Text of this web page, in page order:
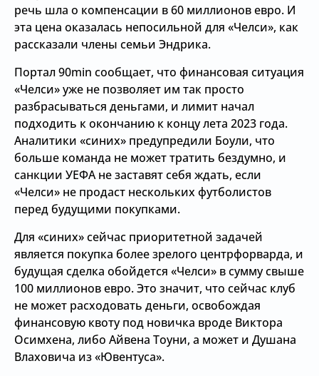
речь шла о компенсации в 60 миллионов евро. И
эта цена оказалась непосильной для «Челси», как
рассказали члены семьи Эндрика.
Портал 90min сообщает, что финансовая ситуация
«Челси» уже не позволяет им так просто
разбрасываться деньгами, и лимит начал
подходить к окончанию к концу лета 2023 года.
Аналитики «синих» предупредили Боули, что
больше команда не может тратить бездумно, и
санкции УЕФА не заставят себя ждать, если
«Челси» не продаст нескольких футболистов
перед будущими покупками.
Для «синих» сейчас приоритетной задачей
является покупка более зрелого центрфорварда, и
будущая сделка обойдется «Челси» в сумму свыше
100 миллионов евро. Это значит, что сейчас клуб
не может расходовать деньги, освобождая
финансовую квоту под новичка вроде Виктора
Осимхена, либо Айвена Тоуни, а может и Душана
Влаховича из «Ювентуса».